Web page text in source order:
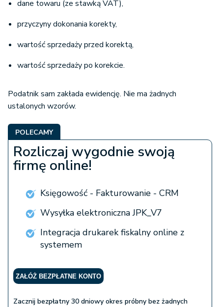
dane towaru (ze stawką VAT),
przyczyny dokonania korekty,
wartość sprzedaży przed korektą,
wartość sprzedaży po korekcie.
Podatnik sam zakłada ewidencję. Nie ma żadnych
ustalonych wzorów.
POLECAMY
Rozliczaj wygodnie swoją
firmę online!
Księgowość - Fakturowanie - CRM
Wysyłka elektroniczna JPK_V7
Integracja drukarek fiskalny online z
systemem
ZAŁÓŻ BEZPŁATNE KONTO
Zacznij bezpłatny 30 dniowy okres próbny bez żadnych